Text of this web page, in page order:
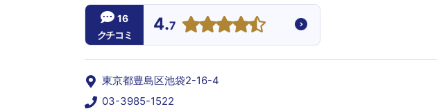
16
クチコミ
4.7
東京都豊島区池袋2-16-4
03-3985-1522